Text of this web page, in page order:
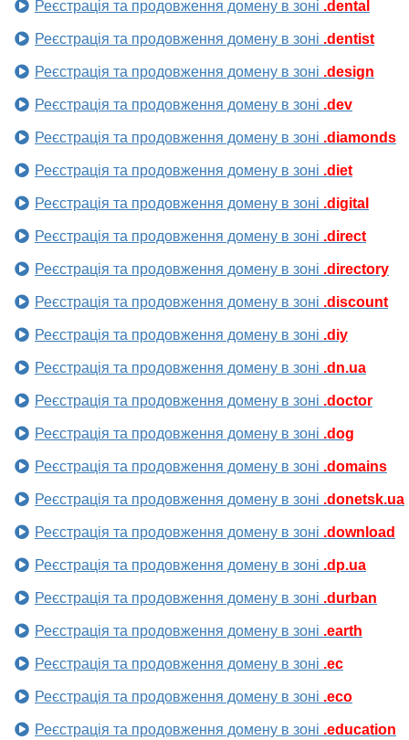
Реєстрація та продовження домену в зоні .dental
Реєстрація та продовження домену в зоні .dentist
Реєстрація та продовження домену в зоні .design
Реєстрація та продовження домену в зоні .dev
Реєстрація та продовження домену в зоні .diamonds
Реєстрація та продовження домену в зоні .diet
Реєстрація та продовження домену в зоні .digital
Реєстрація та продовження домену в зоні .direct
Реєстрація та продовження домену в зоні .directory
Реєстрація та продовження домену в зоні .discount
Реєстрація та продовження домену в зоні .diy
Реєстрація та продовження домену в зоні .dn.ua
Реєстрація та продовження домену в зоні .doctor
Реєстрація та продовження домену в зоні .dog
Реєстрація та продовження домену в зоні .domains
Реєстрація та продовження домену в зоні .donetsk.ua
Реєстрація та продовження домену в зоні .download
Реєстрація та продовження домену в зоні .dp.ua
Реєстрація та продовження домену в зоні .durban
Реєстрація та продовження домену в зоні .earth
Реєстрація та продовження домену в зоні .ec
Реєстрація та продовження домену в зоні .eco
Реєстрація та продовження домену в зоні .education